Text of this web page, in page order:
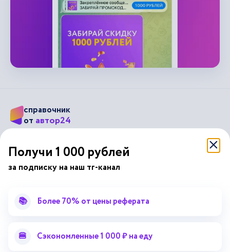
справочник
от автор24
Подписывайся на наши соц. сети
Лекторий
Справочник терминов
Последние статьи
Получи 1 000 рублей
за подписку на наш тг-канал
📚 Более 70% от цены реферата
🍔 Сэкономленные 1 000 ₽ на еду